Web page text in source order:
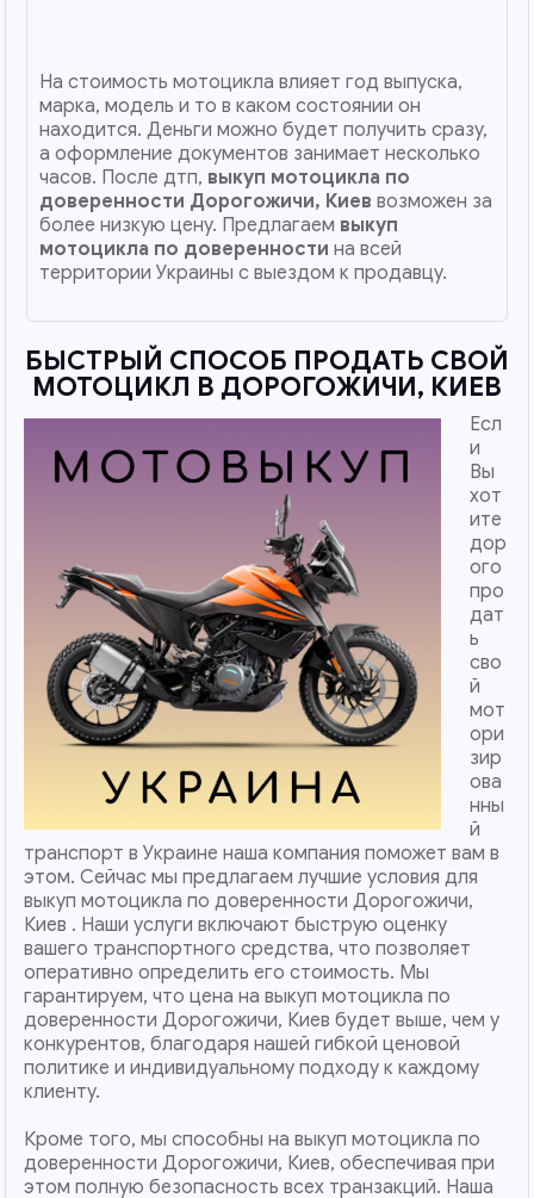
На стоимость мотоцикла влияет год выпуска,
марка, модель и то в каком состоянии он
находится. Деньги можно будет получить сразу,
а оформление документов занимает несколько
часов. После дтп, выкуп мотоцикла по
доверенности Дорогожичи, Киев возможен за
более низкую цену. Предлагаем выкуп
мотоцикла по доверенности на всей
территории Украины с выездом к продавцу.
БЫСТРЫЙ СПОСОБ ПРОДАТЬ СВОЙ
МОТОЦИКЛ В ДОРОГОЖИЧИ, КИЕВ
Есл
и
Вы
хот
ите
дор
ого
про
дат
ь
сво
й
мот
ори
зир
ова
нны
й
транспорт в Украине наша компания поможет вам в
этом. Сейчас мы предлагаем лучшие условия для
выкуп мотоцикла по доверенности Дорогожичи,
Киев . Наши услуги включают быструю оценку
вашего транспортного средства, что позволяет
оперативно определить его стоимость. Мы
гарантируем, что цена на выкуп мотоцикла по
доверенности Дорогожичи, Киев будет выше, чем у
конкурентов, благодаря нашей гибкой ценовой
политике и индивидуальному подходу к каждому
клиенту.
Кроме того, мы способны на выкуп мотоцикла по
доверенности Дорогожичи, Киев, обеспечивая при
этом полную безопасность всех транзакций. Наша